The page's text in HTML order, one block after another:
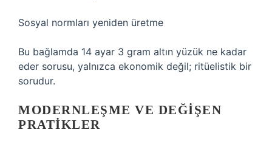
Sosyal normları yeniden üretme
Bu bağlamda 14 ayar 3 gram altın yüzük ne kadar
eder sorusu, yalnızca ekonomik değil; ritüelistik bir
sorudur.
MODERNLEŞME VE DEĞIŞEN
PRATIKLER